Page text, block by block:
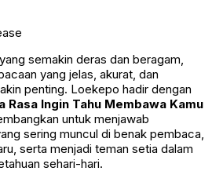
semakin deras dan beragam,
yang jelas, akurat, dan
penting. Loekepo hadir dengan
Rasa Ingin Tahu Membawa Kamu
untuk menjawab
sering muncul di benak pembaca,
serta menjadi teman setia dalam
sehari-hari.